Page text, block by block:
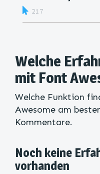
217
Welche
mit Font
Welche Funktion
Awesome am
Kommentare.
Noch keine
vorhanden